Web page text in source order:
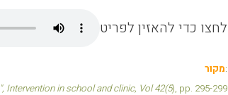
לחצו כדי להאזין לפריט
מקור:
", Intervention in school and clinic, Vol 42(5), pp. 295-299